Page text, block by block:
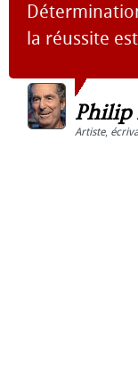
la réussite
Philip
Artiste,